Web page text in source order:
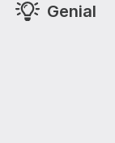
Genial